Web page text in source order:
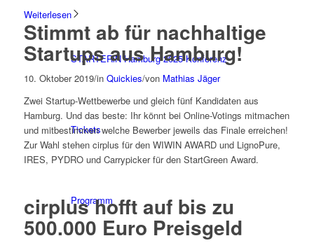
STARTERiN Hamburg 2025 Konferenz
Tickets
Programm
Weiterlesen
Stimmt ab für nachhaltige
Startups aus Hamburg!
10. Oktober 2019/in Quickies/von Mathias Jäger
Zwei Startup-Wettbewerbe und gleich fünf Kandidaten aus
Hamburg. Und das beste: Ihr könnt bei Online-Votings mitmachen
und mitbestimmen welche Bewerber jeweils das Finale erreichen!
Zur Wahl stehen cirplus für den WIWIN AWARD und LignoPure,
IRES, PYDRO und Carrypicker für den StartGreen Award.
cirplus hofft auf bis zu
500.000 Euro Preisgeld